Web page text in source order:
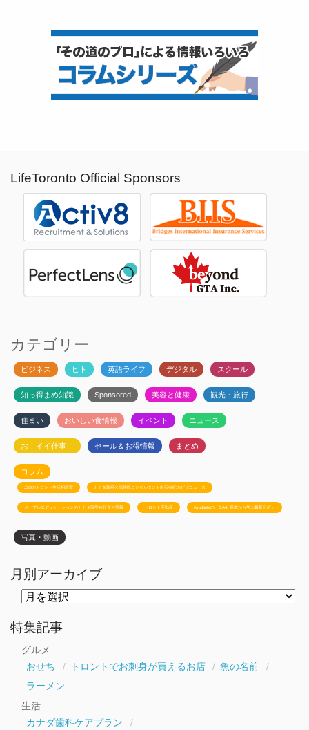
LifeToronto Official Sponsors
カテゴリー
ビジネス ヒト 英語ライフ デジタル スクール
知っ得まめ知識 Sponsored 美容と健康 観光・旅行
住まい おいしい食情報 イベント ニュース
お！イイ仕事！ セール＆お得情報 まとめ
コラム
JSSのトロント生活相談室 カナダ政府公認移民コンサルタント白石有紀のビザニュース
メープルエデュケーションのカナダ留学お役立ち情報 トロント不動産 Ayudanteの「GA4: 基本から学ぶ最新分析」
写真・動画
月別アーカイブ
ー
カ
特集記事
グルメ
おせち
トロントでお刺身が買えるお店
魚の名前
ラーメン
生活
カナダ歯科ケアプラン